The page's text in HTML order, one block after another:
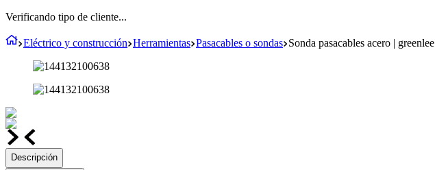
Verificando tipo de cliente...
Eléctrico y construcción Herramientas Pasacables o sondas Sonda pasacables acero | greenlee
Descripción